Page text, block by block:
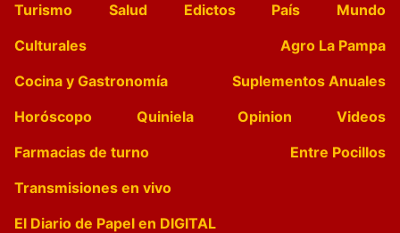
Turismo
Salud Edictos País
Mundo
Culturales
Agro La Pampa
Cocina y Gastronomía
Suplementos Anuales
Horóscopo
Quiniela Opinion
Videos
Farmacias de turno
Entre Pocillos
Transmisiones en vivo
El Diario de Papel en DIGITAL